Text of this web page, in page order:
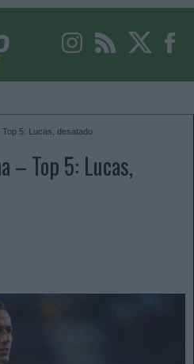
5: Lucas, desatado
– Top 5: Lucas,